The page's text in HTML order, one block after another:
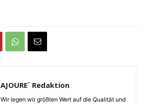
AJOURE´ Redaktion
Wir legen wir größten Wert auf die Qualität und